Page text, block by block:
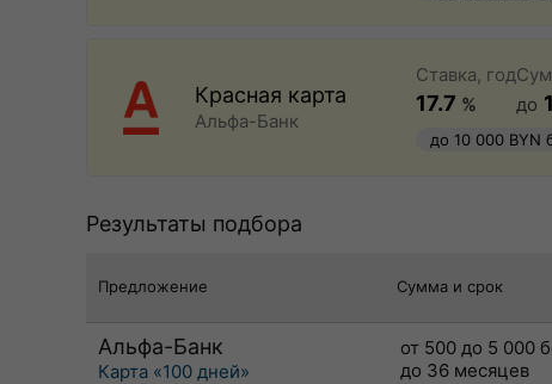
Красная карта
Альфа-Банк
Ставка, год
17.7 %
до
до 10 000 BYN
Результаты подбора
Предложение Сумма и срок
Альфа-Банк
Карта «100 дней»
от 500 до 5 000
до 36 месяцев